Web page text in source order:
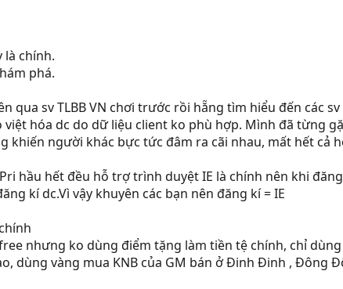
là chính.
phá.
qua sv TLBB VN chơi trước rồi hẵng tìm hiểu đến các
việt hóa dc do dữ liệu client ko phù hợp. Mình đã từng
khiến người khác bực tức đâm ra cãi nhau, mất hết cả
hầu hết đều hỗ trợ trình duyệt IE là chính nên khi
kí dc.Vì vậy khuyên các bạn nên đăng kí = IE
nhưng ko dùng điểm tặng làm tiền tệ chính, chỉ
dùng vàng mua KNB của GM bán ở Đinh Đinh , Đông